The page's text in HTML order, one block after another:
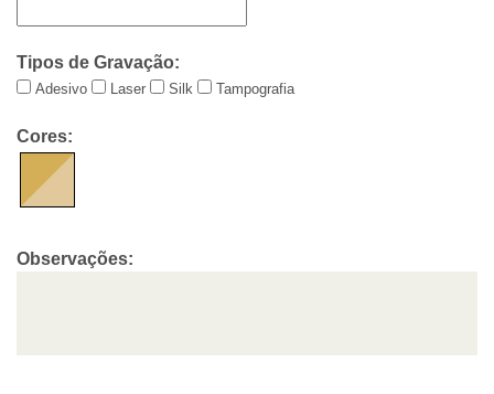
Tipos de Gravação:
Adesivo Laser Silk Tampografia
Cores:
Observações: